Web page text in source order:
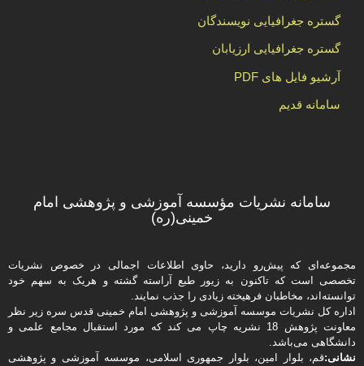
گستره جغرافیایی نویسندگان
گستره جغرافیایی ارزیابان
آرشیو فایل های PDF
سامانه قدیم
سامانه نشریات مؤسسه آموزشی و پژوهشی امام
خمینی(ره)
مجموعه‌ای که پیش‌رو دارید،‌ حاوی اطلاعات اجمالی در خصوص نشریات
تخصصی است که تاکنون به زیور طبع آراسته گشته و هریک به سهم خود
توانسته‌اند، مخاطبان فرهیخته‌ زیادی را جذب نمایند.
اداره كل نشریات موسسه آموزشی و پژوهشی امام خمینی قدس سره زیر نظر
معاونت پژوهش 18 نشریه چاپ می کند که مورد استقبال مجامع علمی و
دانشگاهی می‌باشد.
نشانی:قم، بلوار امین، بلوار جمهوری اسلامی، موسسه آموزشی و پژوهشی